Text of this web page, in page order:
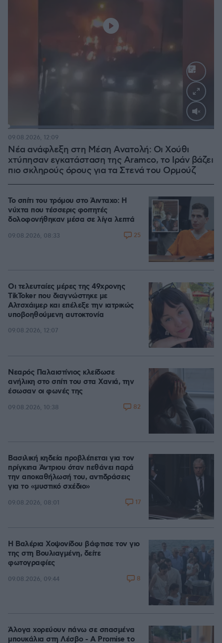
Νέα ανάφλεξη στη Μέση Ανατολή: Οι Χούθι
χτύπησαν εγκατάσταση της Aramco, το Ιράν βάζει
πιο σκληρούς όρους για τα Στενά του Ορμούζ
09.08.2026, 12:09
Το σπίτι του τρόμου στο Άινταχο: Η
νύχτα που τέσσερις φοιτητές
δολοφονήθηκαν μέσα σε λίγα λεπτά
09.08.2026, 08:33 25
Οι τελευταίες μέρες της 49χρονης
TikToker που διαγνώστηκε με
Αλτσχάιμερ και επέλεξε την ιατρικώς
υποβοηθούμενη αυτοκτονία
09.08.2026, 12:07
Νεαρός Παλαιστίνιος κλείδωσε
ανήλικη στο σπίτι του στα Χανιά, την
έσωσαν οι φωνές της
09.08.2026, 10:38 82
Βασιλική κηδεία προβλέπεται για τον
πρίγκιπα Άντριου όταν πεθάνει παρά
την αποκαθήλωσή του, αντιδράσεις
για το «μυστικό σχέδιο»
09.08.2026, 08:01 17
Η Βαλέρια Χοψονίδου βάφτισε τον γιο
της στη Βουλιαγμένη, δείτε
φωτογραφίες
09.08.2026, 09:44 8
Άλογα χορεύουν πάνω σε σπασμένα
μπουκάλια στη Λέσβο - A Promise to